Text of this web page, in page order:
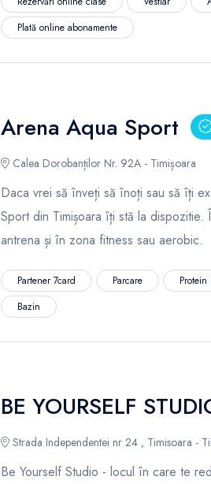
Plată online abonamente
Arena Aqua Sport
Calea Dorobanților Nr. 92A - Timișoara
Daca vrei să înveți să înoți sau să îți
Sport din Timișoara îți stă la
antrena și în zona fitness sau aerobic.
Partener 7card Parcare Protein
Bazin
BE YOURSELF
Strada Independentei nr 24 , Timisoara -
Be Yourself Studio - locul în care te